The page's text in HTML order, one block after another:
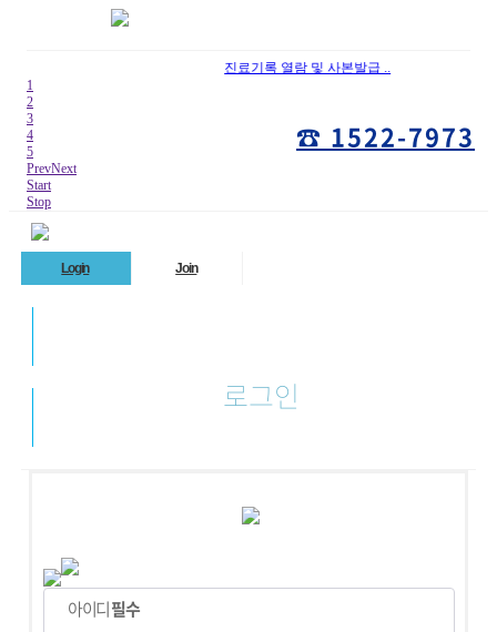
진료기록 열람 및 사본발급 ..
1
2
3
4
5
PrevNext
Start
Stop
☎ 1522-7973
Login Join
로그인
아이디필수